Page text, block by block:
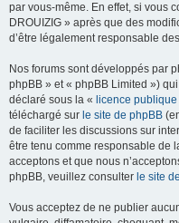
par vous-même. En effet, si vous
DROUIZIG » après que des
d’être légalement responsable
Nos forums sont développés par
phpBB » et « phpBB Limited »)
déclaré sous la « licence
téléchargé sur le site de phpBB
de faciliter les discussions sur
être tenu comme responsable de
acceptons et que nous
phpBB, veuillez consulter le site
Vous acceptez de ne publier